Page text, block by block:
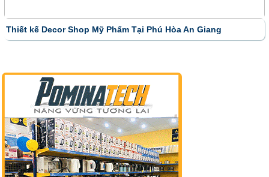
Thiết kế Decor Shop Mỹ Phẩm Tại Phú Hòa An Giang